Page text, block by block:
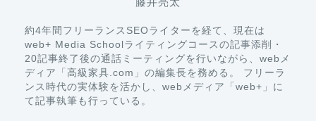
約4年間フリーランスSEOライターを経て、現在は
web+ Media Schoolライティングコースの記事添削・
20記事終了後の通話ミーティングを行いながら、webメ
ディア「高級家具.com」の編集長を務める。 フリーラ
ンス時代の実体験を活かし、webメディア「web+」に
て記事執筆も行っている。